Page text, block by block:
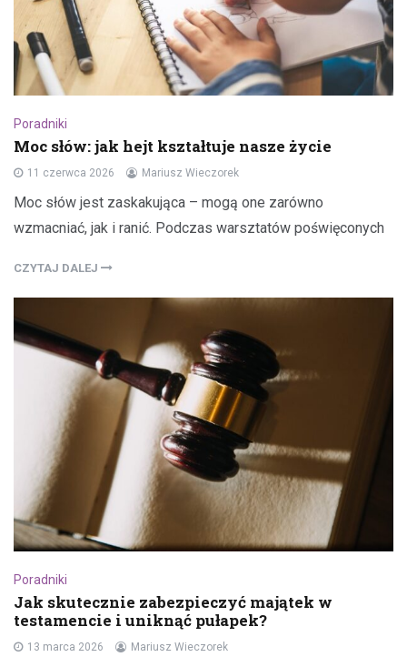
Poradniki
Moc słów: jak hejt kształtuje nasze życie
11 czerwca 2026 Mariusz Wieczorek
Moc słów jest zaskakująca – mogą one zarówno
wzmacniać, jak i ranić. Podczas warsztatów poświęconych
CZYTAJ DALEJ
Poradniki
Jak skutecznie zabezpieczyć majątek w
testamencie i uniknąć pułapek?
13 marca 2026 Mariusz Wieczorek